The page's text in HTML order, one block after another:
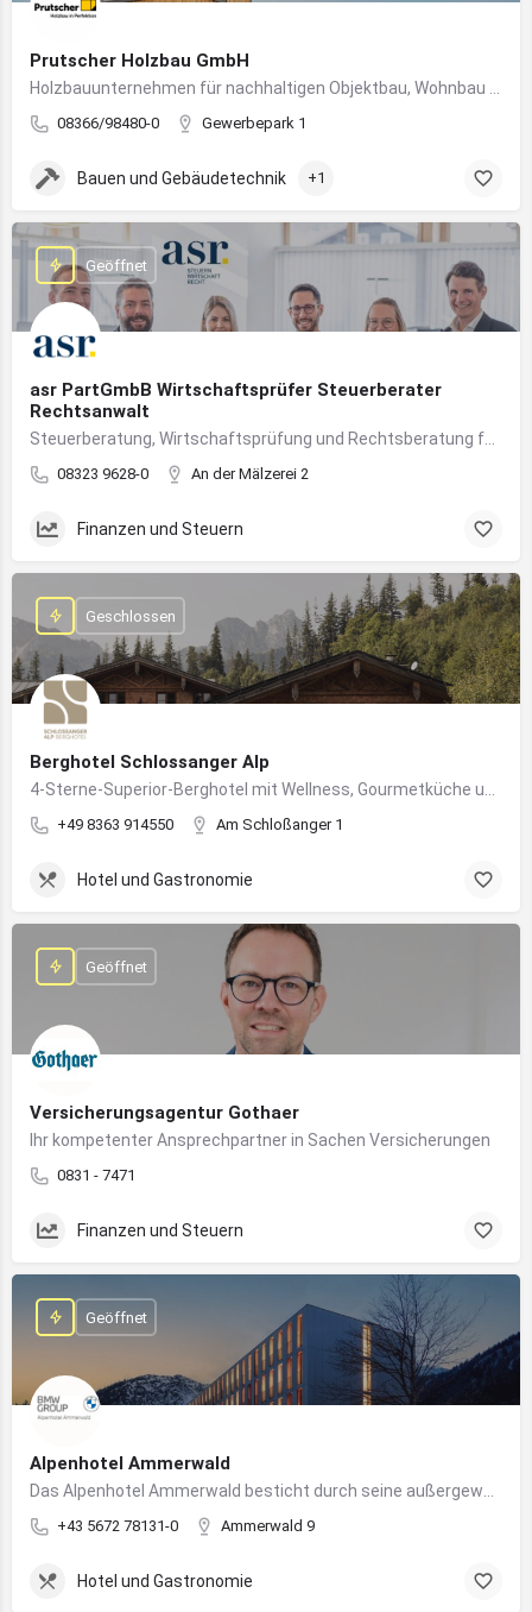
Prutscher Holzbau GmbH
08366/98480-0 Gewerbepark 1
Bauen und Gebäudetechnik +1
asr PartGmbB Wirtschaftsprüfer Steuerberater
Rechtsanwalt
08323 9628-0 An der Mälzerei 2
Geöffnet
Finanzen und Steuern
Berghotel Schlossanger Alp
+49 8363 914550 Am Schloßanger 1
Geschlossen
Hotel und Gastronomie
Versicherungsagentur Gothaer
Ihr kompetenter Ansprechpartner in Sachen Versicherungen
0831 - 7471
Geöffnet
Finanzen und Steuern
Alpenhotel Ammerwald
+43 5672 78131-0 Ammerwald 9
Geöffnet
Hotel und Gastronomie